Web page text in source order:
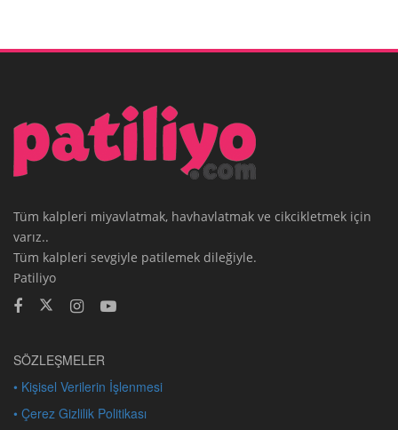
Tüm kalpleri miyavlatmak, havhavlatmak ve cikcikletmek için
varız..
Tüm kalpleri sevgiyle patilemek dileğiyle.
Patiliyo
SÖZLEŞMELER
• Kişisel Verilerin İşlenmesi
• Çerez Gizlilik Politikası